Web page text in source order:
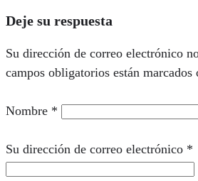
Deje su respuesta
Su dirección de correo electrónico
campos obligatorios están marcados
Nombre *
Su dirección de correo electrónico *